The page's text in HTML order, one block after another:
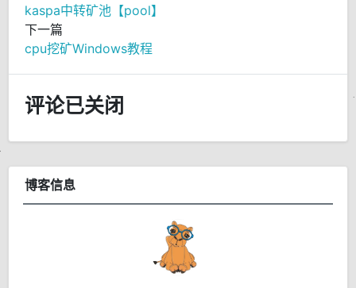
kaspa中转矿池【pool】
下一篇
cpu挖矿Windows教程
评论已关闭
博客信息